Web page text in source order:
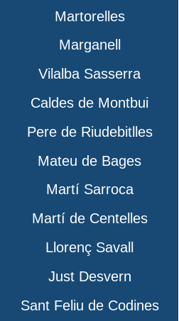
Martorelles
Marganell
Vilalba Sasserra
Caldes de Montbui
Pere de Riudebitlles
Mateu de Bages
Martí Sarroca
Martí de Centelles
Llorenç Savall
Just Desvern
Sant Feliu de Codines